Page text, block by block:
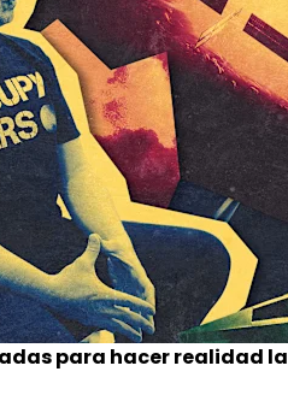
para hacer realidad la